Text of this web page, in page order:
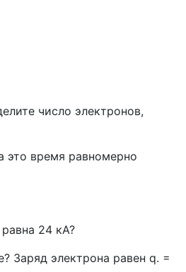
число электронов,
это время равномерно
24 кА?
Заряд электрона равен q. =